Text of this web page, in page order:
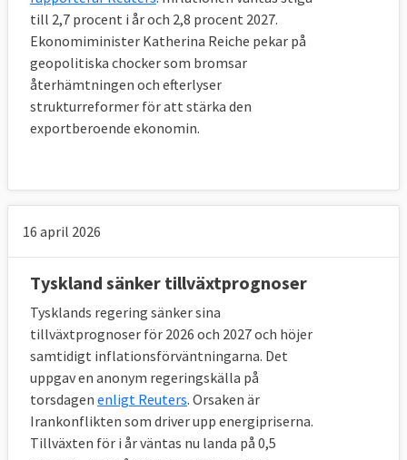
till 2,7 procent i år och 2,8 procent 2027.
Ekonomiminister Katherina Reiche pekar på
geopolitiska chocker som bromsar
återhämtningen och efterlyser
strukturreformer för att stärka den
exportberoende ekonomin.
16 april 2026
Tyskland sänker tillväxtprognoser
Tysklands regering sänker sina
tillväxtprognoser för 2026 och 2027 och höjer
samtidigt inflationsförväntningarna. Det
uppgav en anonym regeringskälla på
torsdagen enligt Reuters. Orsaken är
Irankonflikten som driver upp energipriserna.
Tillväxten för i år väntas nu landa på 0,5